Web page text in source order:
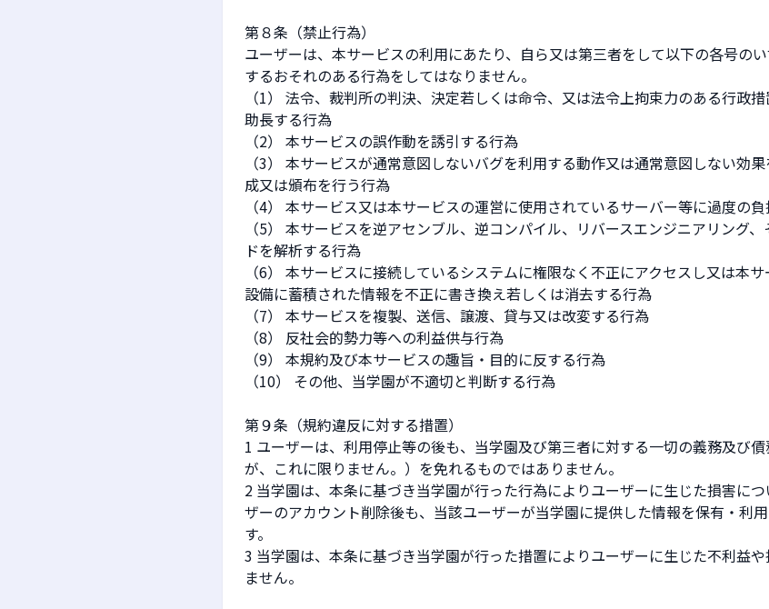
第８条（禁止行為）
ユーザーは、本サービスの利用にあたり、自ら又は第三者をして以下の各号の
するおそれのある行為をしてはなりません。
（1） 法令、裁判所の判決、決定若しくは命令、又は法令上拘束力のある行政
助長する行為
（2） 本サービスの誤作動を誘引する行為
（3） 本サービスが通常意図しないバグを利用する動作又は通常意図しない効
成又は頒布を行う行為
（4） 本サービス又は本サービスの運営に使用されているサーバー等に過度の
（5） 本サービスを逆アセンブル、逆コンパイル、リバースエンジニアリング
ドを解析する行為
（6） 本サービスに接続しているシステムに権限なく不正にアクセスし又は本
設備に蓄積された情報を不正に書き換え若しくは消去する行為
（7） 本サービスを複製、送信、譲渡、貸与又は改変する行為
（8） 反社会的勢力等への利益供与行為
（9） 本規約及び本サービスの趣旨・目的に反する行為
（10） その他、当学園が不適切と判断する行為
第９条（規約違反に対する措置）
1 ユーザーは、利用停止等の後も、当学園及び第三者に対する一切の義務及び
が、これに限りません。）を免れるものではありません。
2 当学園は、本条に基づき当学園が行った行為によりユーザーに生じた損害に
ザーのアカウント削除後も、当該ユーザーが当学園に提供した情報を保有・利
す。
3 当学園は、本条に基づき当学園が行った措置によりユーザーに生じた不利益
ません。